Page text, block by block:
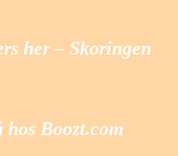
her – Skoringen
Boozt.com